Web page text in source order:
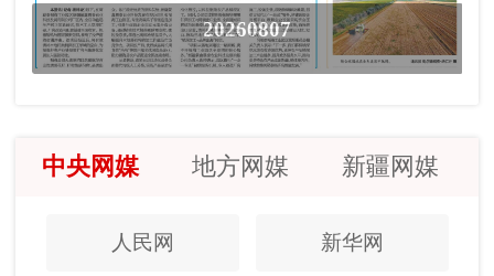
20260807
中央网媒 地方网媒 新疆网媒
人民网 新华网